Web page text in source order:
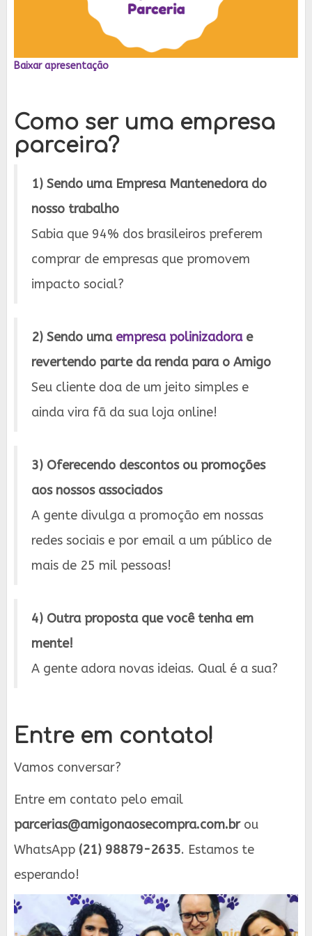
Baixar apresentação
Como ser uma empresa
parceira?
1) Sendo uma Empresa Mantenedora do
nosso trabalho
Sabia que 94% dos brasileiros preferem
comprar de empresas que promovem
impacto social?
2) Sendo uma empresa polinizadorae
revertendo parte da renda para o Amigo
Seu cliente doa de um jeito simples e
ainda vira fã da sua loja online!
3) Oferecendo descontos ou promoções
aos nossos associados
A gente divulga a promoção em nossas
redes sociais e por email a um público de
mais de 25 mil pessoas!
4) Outra proposta que você tenha em
mente!
A gente adora novas ideias. Qual é a sua?
Entre em contato!
Vamos conversar?
Entre em contato pelo email
parcerias@amigonaosecompra.com.brou
WhatsApp (21) 98879-2635. Estamos te
esperando!